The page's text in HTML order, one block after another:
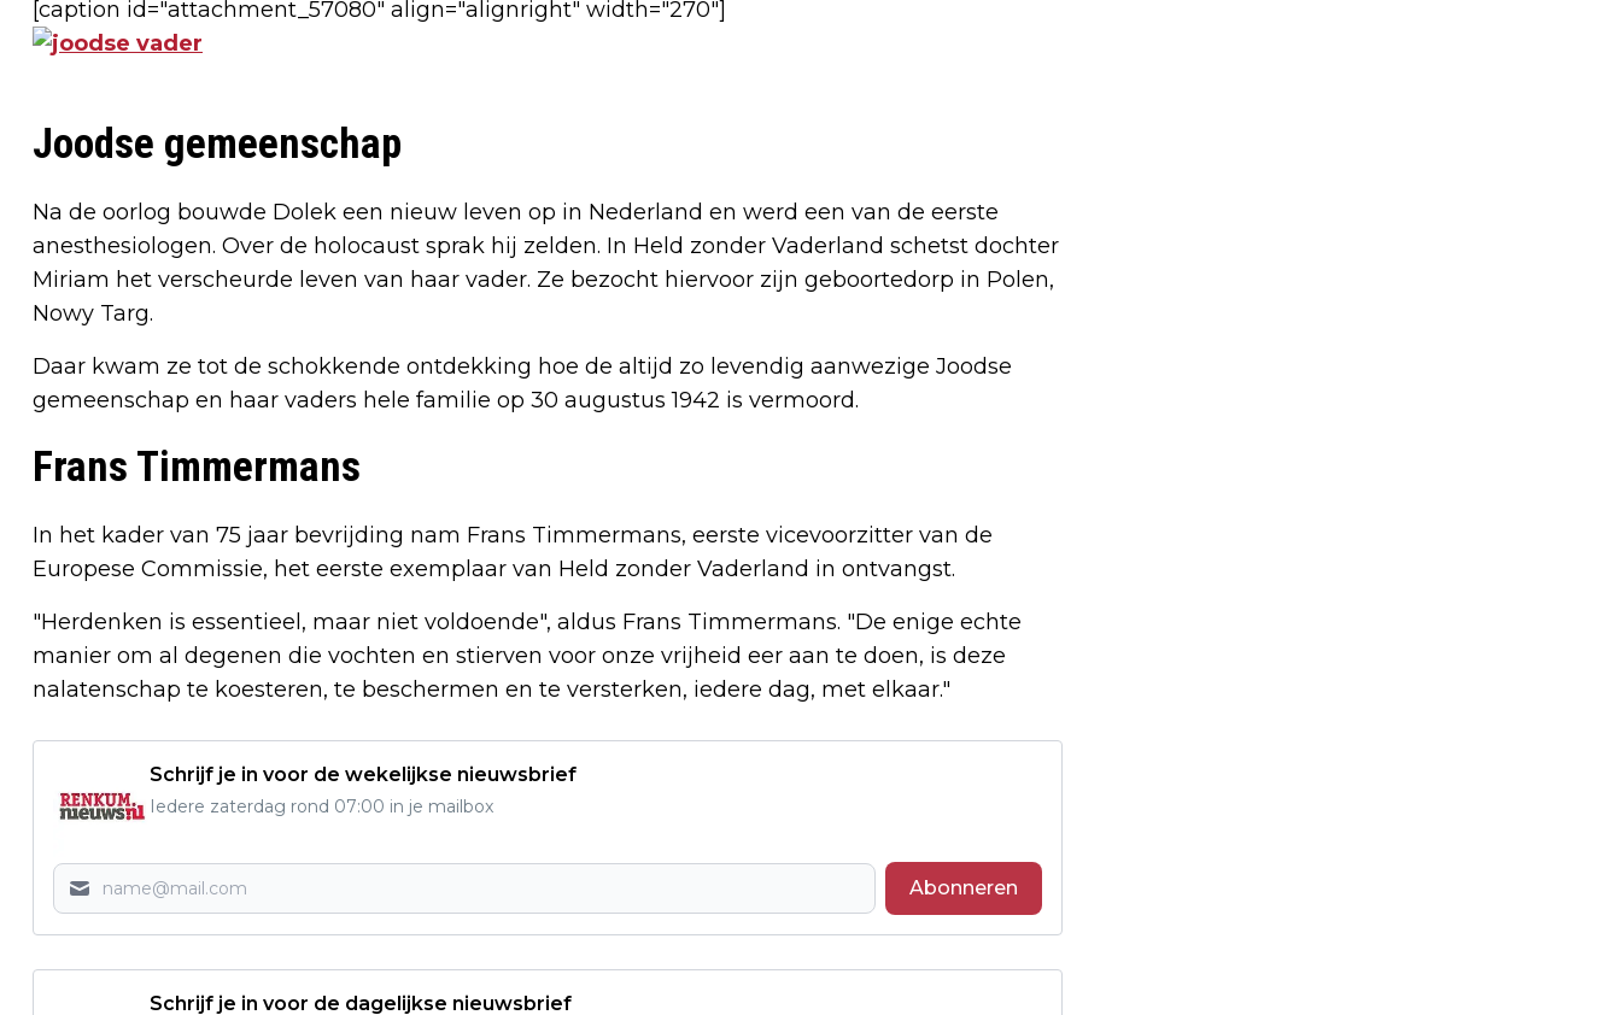
[caption id="attachment_57080" align="alignright" width="270"]
Joodse gemeenschap
Na de oorlog bouwde Dolek een nieuw leven op in Nederland en werd een van de eerste
anesthesiologen. Over de holocaust sprak hij zelden. In Held zonder Vaderland schetst dochter
Miriam het verscheurde leven van haar vader. Ze bezocht hiervoor zijn geboortedorp in Polen,
Nowy Targ.
Daar kwam ze tot de schokkende ontdekking hoe de altijd zo levendig aanwezige Joodse
gemeenschap en haar vaders hele familie op 30 augustus 1942 is vermoord.
Frans Timmermans
In het kader van 75 jaar bevrijding nam Frans Timmermans, eerste vicevoorzitter van de
Europese Commissie, het eerste exemplaar van Held zonder Vaderland in ontvangst.
"Herdenken is essentieel, maar niet voldoende", aldus Frans Timmermans. "De enige echte
manier om al degenen die vochten en stierven voor onze vrijheid eer aan te doen, is deze
nalatenschap te koesteren, te beschermen en te versterken, iedere dag, met elkaar."
Schrijf je in voor de wekelijkse nieuwsbrief
Iedere zaterdag rond 07:00 in je mailbox
Abonneren
Schrijf je in voor de dagelijkse nieuwsbrief